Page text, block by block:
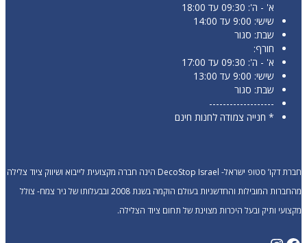
א' - ה': 09:30 עד 18:00
שישי: 9:00 עד 14:00
שבת: סגור
חורף:
א' - ה': 09:30 עד 17:00
שישי: 9:00 עד 13:00
שבת: סגור
-------------------
* חנייה צמודה לחנות חינם
חברת דקו’ סטופ ישראל- DecoStop Israel הינה חברה מקצועית לייבוא ושיווק ציוד צלילה
מהחברות המובילות והחדשניות בעולם הוקמה בשנת 2008 ובבעלותו של ניר צמח- צולל
מקצועי ותיק ובעל היכרות מצוינת של תחום ציוד הצלילה.